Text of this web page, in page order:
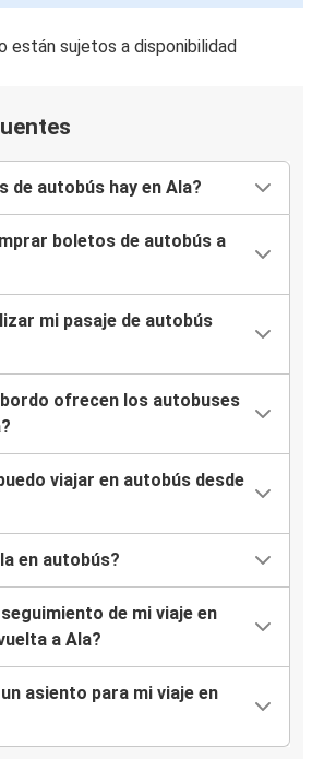
están sujetos a disponibilidad
de autobús hay en Ala?
boletos de autobús a
mi pasaje de autobús
ofrecen los autobuses
viajar en autobús desde
en autobús?
de mi viaje en
a Ala?
asiento para mi viaje en